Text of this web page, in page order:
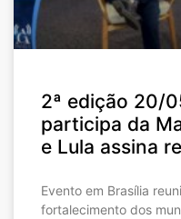
2ª edição 20/
participa da
e Lula assina
Evento em Brasília
fortalecimento dos